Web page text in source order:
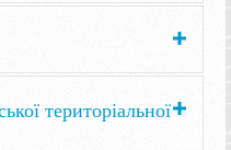
територіальної